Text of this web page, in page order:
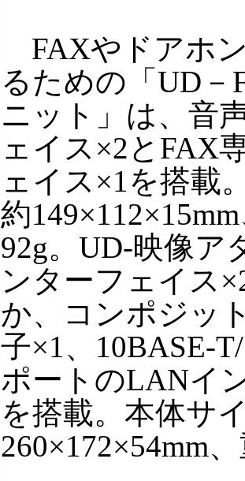
FAXやドアホ
るための「UD
ニット」は、音
ェイス×2とFAX
ェイス×1を搭載
約
92g。UD-映像ア
ンターフェイス
か、コンポジッ
子×1、10BASE-
ポートのLANイ
を搭載。本体サ
260×172×54mm